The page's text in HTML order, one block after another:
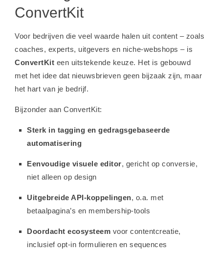
ConvertKit
Voor bedrijven die veel waarde halen uit content – zoals
coaches, experts, uitgevers en niche-webshops – is
ConvertKit een uitstekende keuze. Het is gebouwd
met het idee dat nieuwsbrieven geen bijzaak zijn, maar
het hart van je bedrijf.
Bijzonder aan ConvertKit:
Sterk in tagging en gedragsgebaseerde
automatisering
Eenvoudige visuele editor, gericht op conversie,
niet alleen op design
Uitgebreide API-koppelingen, o.a. met
betaalpagina’s en membership-tools
Doordacht ecosysteem voor contentcreatie,
inclusief opt-in formulieren en sequences